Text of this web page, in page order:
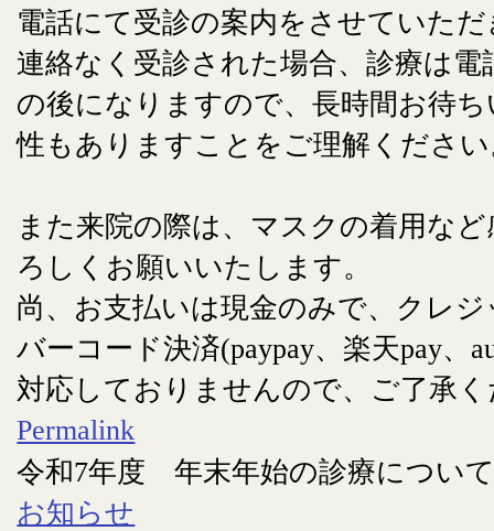
電話にて受診の案内をさせていた
連絡なく受診された場合、診療は電
の後になりますので、長時間お待
性もありますことをご理解くださ
また来院の際は、マスクの着用な
ろしくお願いいたします。
尚、お支払いは現金のみで、クレ
バーコード決済(paypay、楽天pay、
対応しておりませんので、ご了承
Permalink
令和7年度 年末年始の診療につい
お知らせ